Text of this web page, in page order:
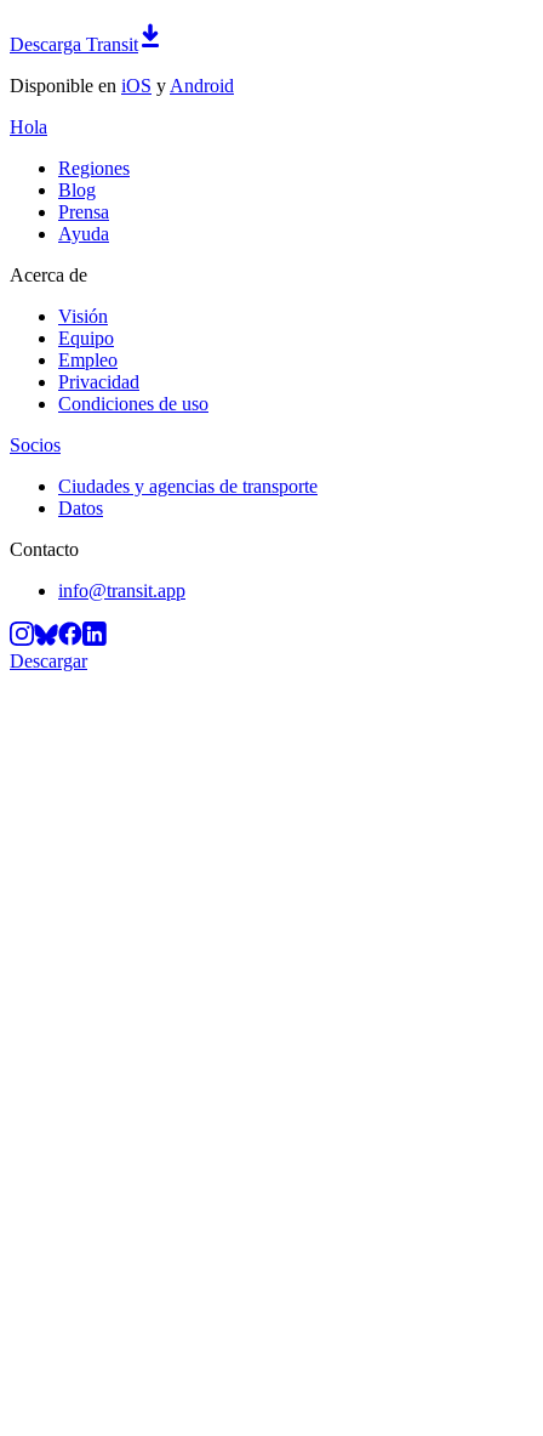
Descarga Transit
Disponible en iOS y Android
Hola
Regiones
Blog
Prensa
Ayuda
Acerca de
Visión
Equipo
Empleo
Privacidad
Condiciones de uso
Socios
Ciudades y agencias de transporte
Datos
Contacto
info@transit.app
Descargar